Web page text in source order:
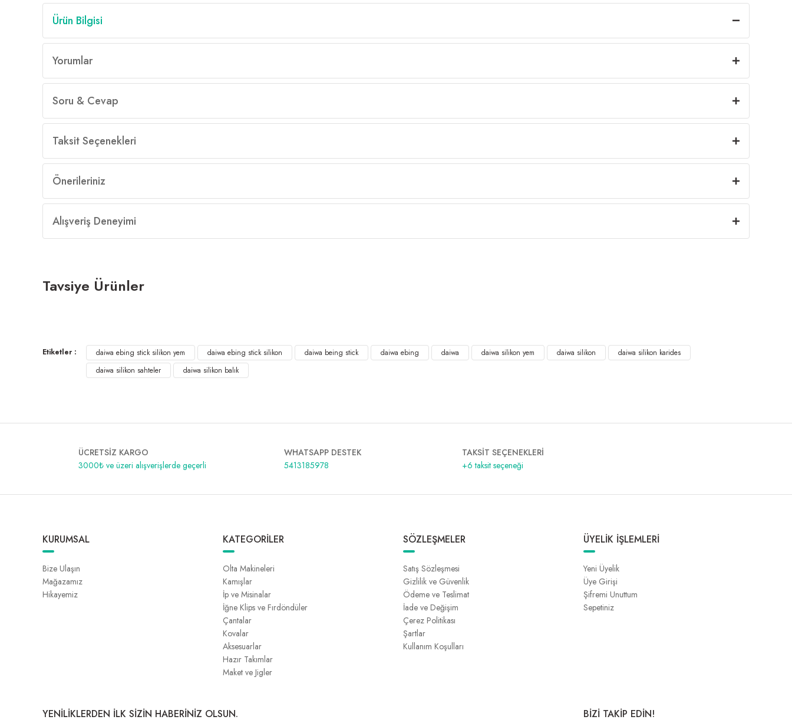
Ürün Bilgisi
Yorumlar
Soru & Cevap
Taksit Seçenekleri
Önerileriniz
Alışveriş Deneyimi
Tavsiye Ürünler
375,00 ₺
Etiketler : daiwa ebing stick silikon yem daiwa ebing stick silikon daiwa being stick daiwa ebing daiwa daiwa silikon yem daiwa silikon
daiwa silikon karides
daiwa silikon sahteler
daiwa silikon balık
ÜCRETSİZ KARGO
3000₺ ve üzeri alışverişlerde geçerli
WHATSAPP DESTEK
5413185978
TAKSİT SEÇENEKLERİ
+6 taksit seçeneği
KURUMSAL
Bize Ulaşın
Mağazamız
Hikayemiz
KATEGORİLER
Olta Makineleri
Kamışlar
İp ve Misinalar
İğne Klips ve Fırdöndüler
Çantalar
Kovalar
Aksesuarlar
Hazır Takımlar
Maket ve Jigler
SÖZLEŞMELER
Satış Sözleşmesi
Gizlilik ve Güvenlik
Ödeme ve Teslimat
İade ve Değişim
Çerez Politikası
Şartlar
Kullanım Koşulları
ÜYELİK İŞLEMLERİ
Yeni Üyelik
Üye Girişi
Şifremi Unuttum
Sepetiniz
YENİLİKLERDEN İLK SİZİN HABERİNİZ OLSUN. BİZİ TAKİP EDİN!